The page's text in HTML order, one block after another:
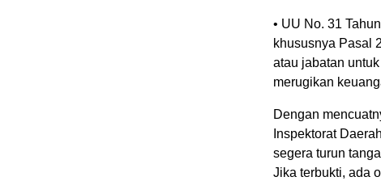
• UU No. 31
khususnya Pasal
atau jabatan
merugikan
Dengan
Inspektorat
segera turun
Jika terbukti, ada